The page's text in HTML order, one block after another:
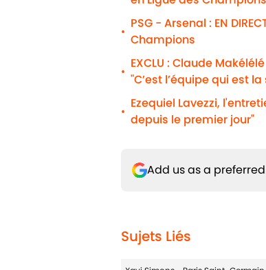
•
PSG - Arsenal : EN
Champions
•
EXCLU : Claude
"C’est l’équipe qui est
•
Ezequiel Lavezzi,
depuis le premier jour"
Add us as a
Sujets Liés